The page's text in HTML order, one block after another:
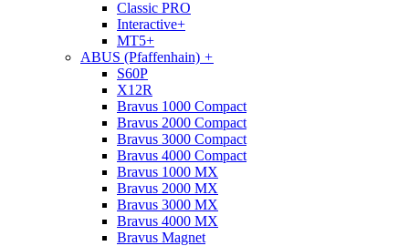
Classic PRO
Interactive+
MT5+
ABUS (Pfaffenhain) +
S60P
X12R
Bravus 1000 Compact
Bravus 2000 Compact
Bravus 3000 Compact
Bravus 4000 Compact
Bravus 1000 MX
Bravus 2000 MX
Bravus 3000 MX
Bravus 4000 MX
Bravus Magnet